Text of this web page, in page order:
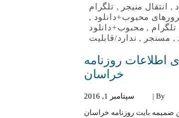
, انتقال منیجر , تلگرام
محبوب+دانلود ,
, محبوب+دانلود
, مسنجر , ندارد/قابلیت
– ضمیمه فناوری اطلاعات روزنامه
خراسان
By | سپتامبر 1, 2016
ضمیمه بایت روزنامه خراسان